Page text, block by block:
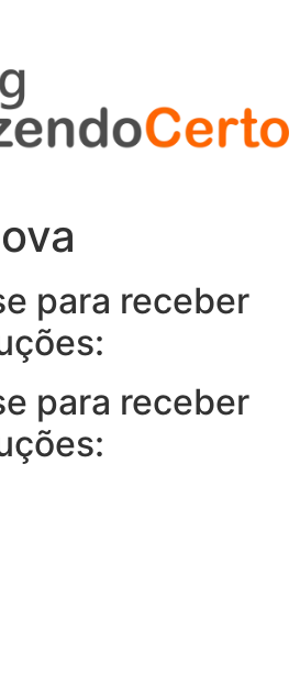
para receber
para receber